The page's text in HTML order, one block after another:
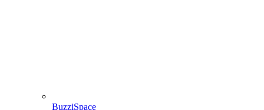
BuzziSpace